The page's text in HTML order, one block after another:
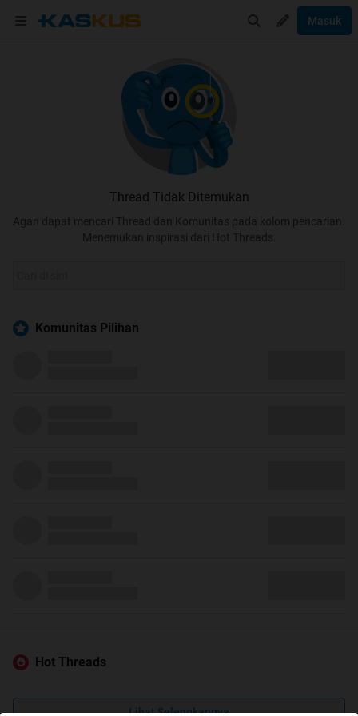
Masuk
Thread Tidak Ditemukan
Agan dapat mencari Thread dan Komunitas pada kolom pencarian.
Menemukan inspirasi dari Hot Threads.
Komunitas Pilihan
Hot Threads
Lihat Selengkapnya